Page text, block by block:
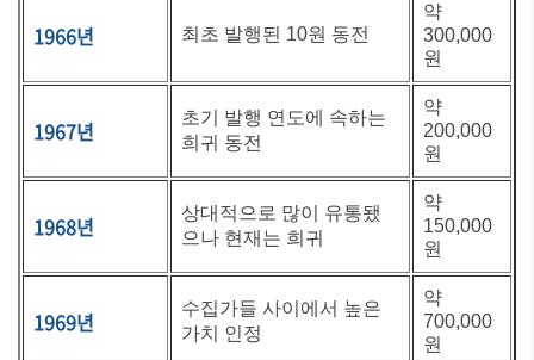
1966년 최초 발행된 10원 동전
약
300,000
원
1967년
초기 발행 연도에 속하는
희귀 동전
약
200,000
원
1968년
상대적으로 많이 유통됐
으나 현재는 희귀
약
150,000
원
1969년
수집가들 사이에서 높은
가치 인정
약
700,000
원